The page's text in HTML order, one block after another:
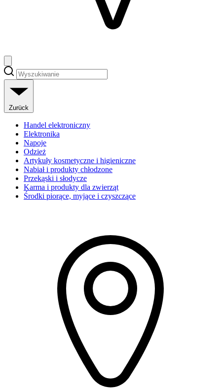
Zurück
Handel elektroniczny
Elektronika
Napoje
Odzież
Artykuły kosmetyczne i higieniczne
Nabiał i produkty chłodzone
Przekąski i słodycze
Karma i produkty dla zwierząt
Środki piorące, myjące i czyszczące